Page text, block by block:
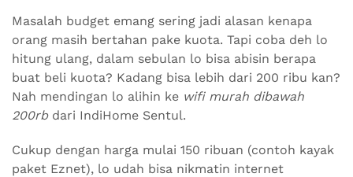
Masalah budget emang sering jadi alasan kenapa
orang masih bertahan pake kuota. Tapi coba deh lo
hitung ulang, dalam sebulan lo bisa abisin berapa
buat beli kuota? Kadang bisa lebih dari 200 ribu kan?
Nah mendingan lo alihin ke wifi murah dibawah
200rbdari IndiHome Sentul.
Cukup dengan harga mulai 150 ribuan (contoh kayak
paket Eznet), lo udah bisa nikmatin internet